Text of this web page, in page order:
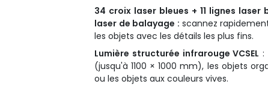
34 croix laser bleues + 11 lignes laser
laser de balayage : scannez
les objets avec les détails les plus fins.
Lumière structurée infrarouge VCSEL :
(jusqu'à 1100 × 1000 mm), les objets
ou les objets aux couleurs vives.